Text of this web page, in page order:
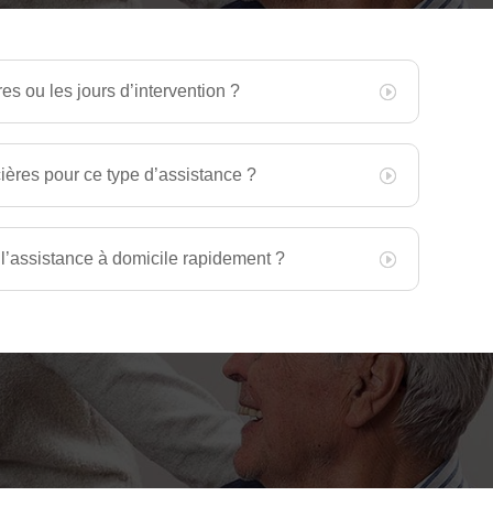
ou les jours d’intervention ?
pour ce type d’assistance ?
à domicile rapidement ?